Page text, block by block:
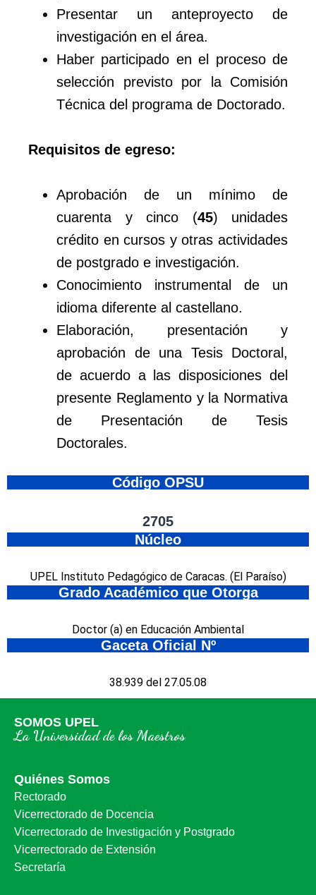
Presentar un anteproyecto de
investigación en el área.
Haber participado en el proceso de
selección previsto por la Comisión
Técnica del programa de Doctorado.
Requisitos de egreso:
Aprobación de un mínimo de
cuarenta y cinco (45) unidades
crédito en cursos y otras actividades
de postgrado e investigación.
Conocimiento instrumental de un
idioma diferente al castellano.
Elaboración, presentación y
aprobación de una Tesis Doctoral,
de acuerdo a las disposiciones del
presente Reglamento y la Normativa
de Presentación de Tesis
Doctorales.
Código OPSU
2705
Núcleo
UPEL Instituto Pedagógico de Caracas. (El Paraíso)
Grado Académico que Otorga
Doctor (a) en Educación Ambiental
Gaceta Oficial Nº
38.939 del 27.05.08
SOMOS UPEL
La Universidad de los Maestros
Quiénes Somos
Rectorado
Vicerrectorado de Docencia
Vicerrectorado de Investigación y Postgrado
Vicerrectorado de Extensión
Secretaría